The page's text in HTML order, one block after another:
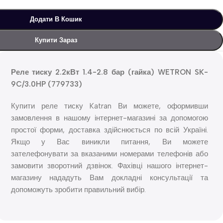
Додати В Кошик
Купити Зараз
Реле тиску 2.2кВт 1.4-2.8 бар (гайка) WETRON SK-
9C/3.0HP (779733)
Купити реле тиску Katran Ви можете, оформивши
замовлення в нашому інтернет-магазині за допомогою
простої форми, доставка здійснюється по всій Україні.
Якщо у Вас виникли питання, Ви можете
зателефонувати за вказаними номерами телефонів або
замовити зворотний дзвінок. Фахівці нашого інтернет-
магазину нададуть Вам докладні консультації та
допоможуть зробити правильний вибір.